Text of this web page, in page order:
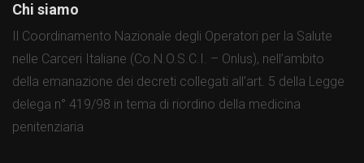
Chi siamo
Il Coordinamento Nazionale degli Operatori per la Salute
nelle Carceri Italiane (Co.N.O.S.C.I. – Onlus), nell’ambito
della emanazione dei decreti collegati all’art. 5 della Legge
delega n° 419/98 in tema di riordino della medicina
penitenziaria